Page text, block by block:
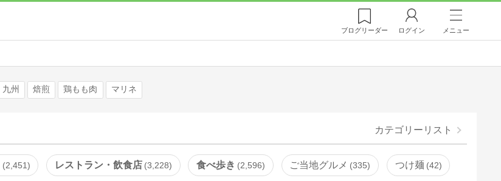
ブログリーダー ログイン メニュー
九州 焙煎 鶏もも肉 マリネ
カテゴリーリスト
2,451 レストラン・飲食店 3,228 食べ歩き 2,596 ご当地グルメ 335 つけ麺 42